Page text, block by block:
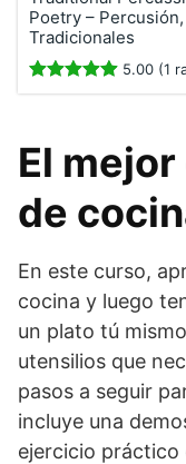
Poetry –
Tradicionales
5.00 (1
El
de
En este curso,
cocina y luego
un plato tú
utensilios que
pasos a seguir
incluye una
ejercicio práctico